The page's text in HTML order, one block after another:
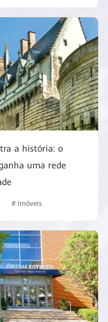
a história: o
uma rede
# Imóveis